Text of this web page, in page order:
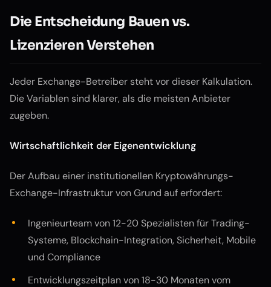
Die Entscheidung Bauen vs.
Lizenzieren Verstehen
Jeder Exchange-Betreiber steht vor dieser Kalkulation.
Die Variablen sind klarer, als die meisten Anbieter
zugeben.
Wirtschaftlichkeit der Eigenentwicklung
Der Aufbau einer institutionellen Kryptowährungs-
Exchange-Infrastruktur von Grund auf erfordert:
Ingenieurteam von 12-20 Spezialisten für Trading-
Systeme, Blockchain-Integration, Sicherheit, Mobile
und Compliance
Entwicklungszeitplan von 18-30 Monaten vom